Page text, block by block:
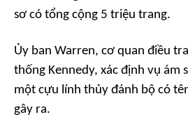
sơ có tổng cộng 5 triệu trang.
Ủy ban Warren, cơ quan điều
thống Kennedy, xác định vụ ám
một cựu lính thủy đánh bộ có
gây ra.